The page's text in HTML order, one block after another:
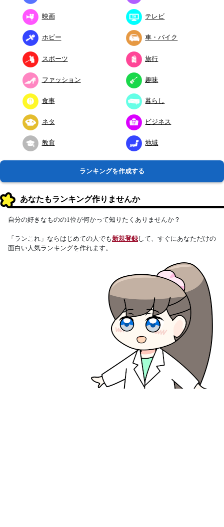
映画 テレビ
ホビー 車・バイク
スポーツ 旅行
ファッション 趣味
食事 暮らし
ネタ ビジネス
教育 地域
ランキングを作成する
あなたもランキング作りませんか
自分の好きなものの1位が何かって知りたくありませんか？
「ランこれ」ならはじめての人でも新規登録して、すぐにあなただけの
面白い人気ランキングを作れます。